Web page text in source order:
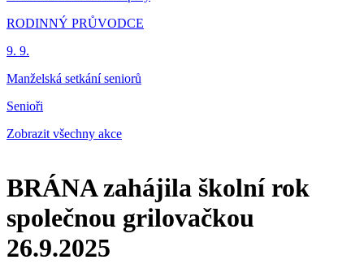
RODINNÝ PRŮVODCE
9. 9.
Manželská setkání seniorů
Senioři
Zobrazit všechny akce
BRÁNA zahájila školní rok
společnou grilovačkou
26.9.2025